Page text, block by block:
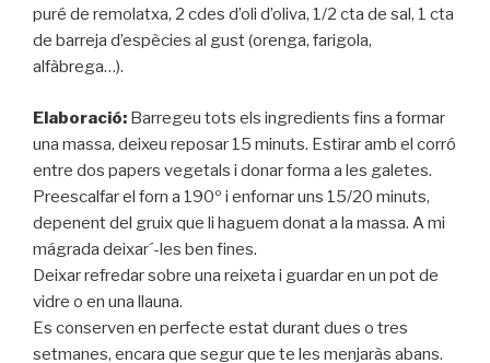
puré de remolatxa, 2 cdes d’oli d’oliva, 1/2 cta de sal, 1 cta
de barreja d’espècies al gust (orenga, farigola,
alfàbrega…).
Elaboració: Barregeu tots els ingredients fins a formar
una massa, deixeu reposar 15 minuts. Estirar amb el corró
entre dos papers vegetals i donar forma a les galetes.
Preescalfar el forn a 190º i enfornar uns 15/20 minuts,
depenent del gruix que li haguem donat a la massa. A mi
mágrada deixar´-les ben fines.
Deixar refredar sobre una reixeta i guardar en un pot de
vidre o en una llauna.
Es conserven en perfecte estat durant dues o tres
setmanes, encara que segur que te les menjaràs abans.